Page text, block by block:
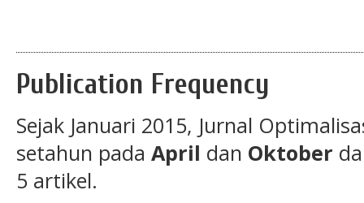
Publication Frequency
Sejak Januari 2015, Jurnal
setahun pada April dan Oktober
5 artikel.